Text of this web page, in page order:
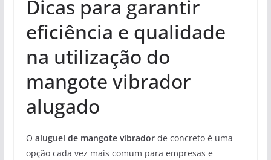
Dicas para garantir
eficiência e qualidade
na utilização do
mangote vibrador
alugado
O aluguel de mangote vibradorde concreto é uma
opção cada vez mais comum para empresas e